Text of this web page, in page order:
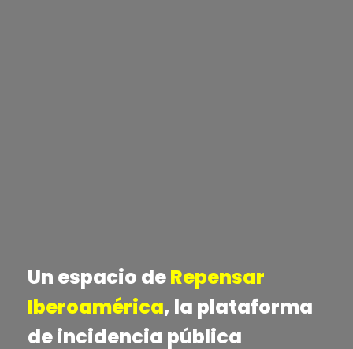
Un espacio deRepensar
Iberoamérica, la plataforma
de incidencia pública